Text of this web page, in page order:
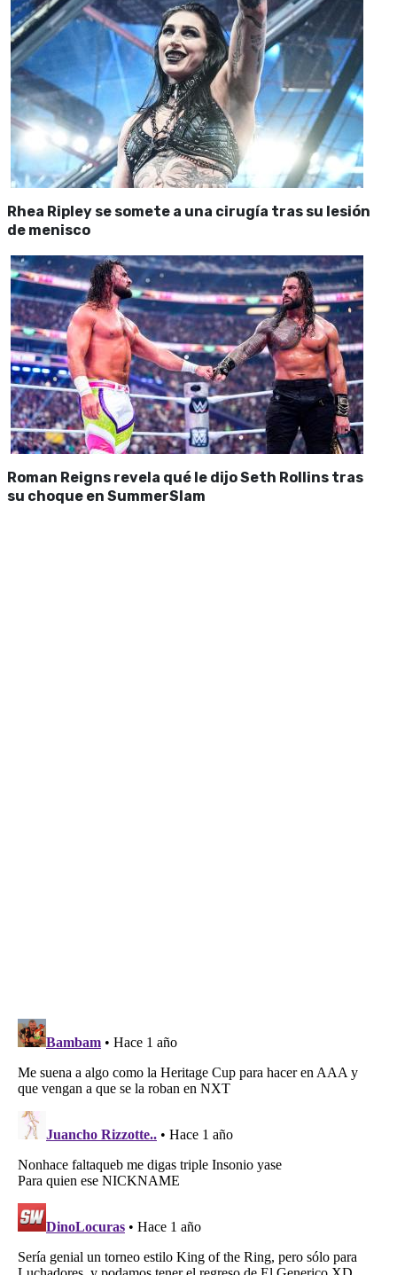
Rhea Ripley se somete a una cirugía tras su lesión
de menisco
Roman Reigns revela qué le dijo Seth Rollins tras
su choque en SummerSlam